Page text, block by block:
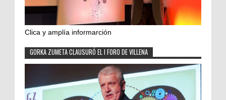
Clica y amplía informarción
GORKA ZUMETA CLAUSURÓ EL I FORO DE VILLENA